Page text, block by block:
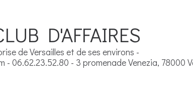
D'AFFAIRES
de Versailles et de ses environs -
06.62.23.52.80 - 3 promenade Venezia, 78000